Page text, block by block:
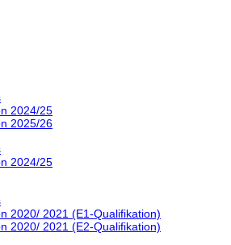
2024/25
2025/26
2024/25
2020/ 2021 (E1-Qualifikation)
2020/ 2021 (E2-Qualifikation)